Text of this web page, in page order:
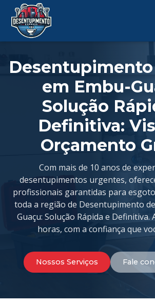
em Embu-
Solução
Definitiva:
Orçamento
Com mais de 10 anos de
desentupimentos urgentes,
profissionais garantidas para
toda a região de Desentupimento
Guaçu: Solução Rápida e
horas, com a confiança que
Nossos Serviços Fale